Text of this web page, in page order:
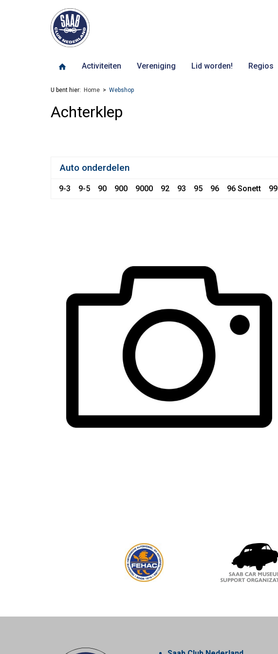
Activiteiten Vereniging Lid worden! Regios
U bent hier: Home Webshop
Achterklep
Auto onderdelen
9-3 9-5 90 900 9000 92 93 95 96 96 Sonett 99